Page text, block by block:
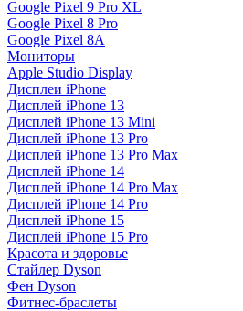
Google Pixel 9 Pro XL
Google Pixel 8 Pro
Google Pixel 8A
Мониторы
Apple Studio Display
Дисплеи iPhone
Дисплей iPhone 13
Дисплей iPhone 13 Mini
Дисплей iPhone 13 Pro
Дисплей iPhone 13 Pro Max
Дисплей iPhone 14
Дисплей iPhone 14 Pro Max
Дисплей iPhone 14 Pro
Дисплей iPhone 15
Дисплей iPhone 15 Pro
Красота и здоровье
Стайлер Dyson
Фен Dyson
Фитнес-браслеты